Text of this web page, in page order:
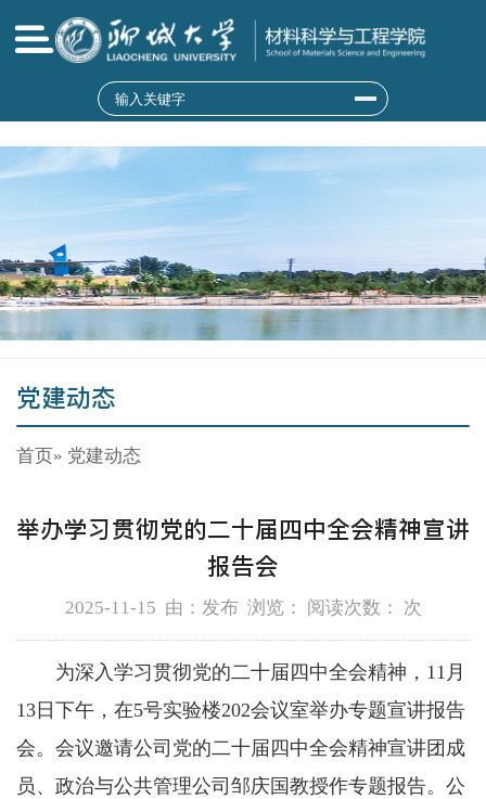
9428cn太阳集团(MACAU)古天乐代言|官
方网站
党建动态
首页 » 党建动态
举办学习贯彻党的二十届四中全会精神宣讲
报告会
2025-11-15 由：发布 浏览： 阅读次数： 次
为深入学习贯彻党的二十届四中全会精神，11月
13日下午，在5号实验楼202会议室举办专题宣讲报告
会。会议邀请公司党的二十届四中全会精神宣讲团成
员、政治与公共管理公司邹庆国教授作专题报告。公